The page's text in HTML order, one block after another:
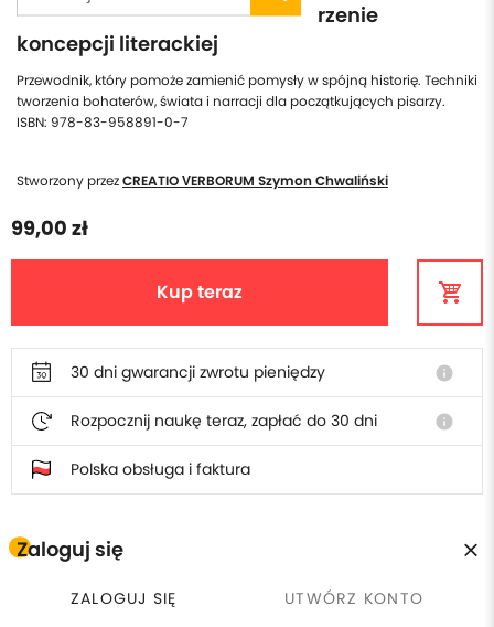
Zaloguj się
ZALOGUJ SIĘ UTWÓRZ KONTO
Jak zacząć pisać książkę: Tworzenie
koncepcji literackiej
Przewodnik, który pomoże zamienić pomysły w spójną historię. Techniki
tworzenia bohaterów, świata i narracji dla początkujących pisarzy.
ISBN: 978-83-958891-0-7
Stworzony przezCREATIO VERBORUM Szymon Chwaliński
99,00 zł
Kup teraz
30 dni gwarancji zwrotu pieniędzy info
Rozpocznij naukę teraz, zapłać do 30 dni info
Polska obsługa i faktura
W cenie poradnika otrzymasz